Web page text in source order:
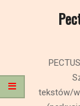
tekstów/